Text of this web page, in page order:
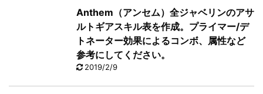
Anthem（アンセム）全ジャベリンのアサ
ルトギアスキル表を作成。プライマー/デ
トネーター効果によるコンボ、属性など
参考にしてください。
2019/2/9